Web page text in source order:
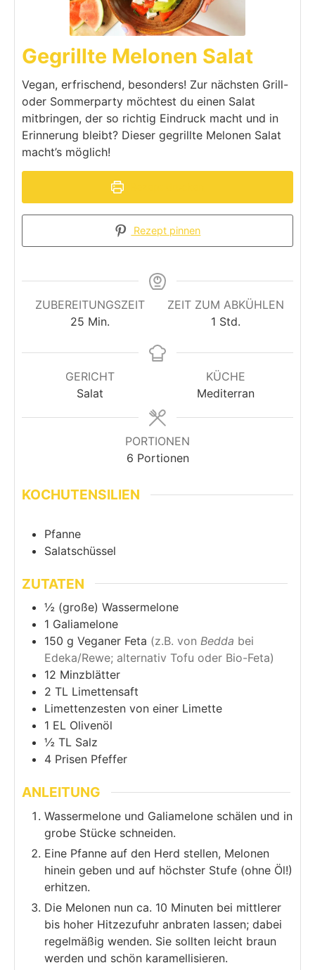
Gegrillte Melonen Salat
Vegan, erfrischend, besonders! Zur nächsten Grill-
oder Sommerparty möchtest du einen Salat
mitbringen, der so richtig Eindruck macht und in
Erinnerung bleibt? Dieser gegrillte Melonen Salat
macht’s möglich!
Rezept pinnen
ZUBEREITUNGSZEIT
25 Min.
ZEIT ZUM ABKÜHLEN
1 Std.
GERICHT
Salat
KÜCHE
Mediterran
PORTIONEN
6 Portionen
KOCHUTENSILIEN
Pfanne
Salatschüssel
ZUTATEN
½ (große) Wassermelone
1 Galiamelone
150 g Veganer Feta (z.B. von Bedda bei
Edeka/Rewe; alternativ Tofu oder Bio-Feta)
12 Minzblätter
2 TL Limettensaft
Limettenzesten von einer Limette
1 EL Olivenöl
½ TL Salz
4 Prisen Pfeffer
ANLEITUNG
Wassermelone und Galiamelone schälen und in
grobe Stücke schneiden.
Eine Pfanne auf den Herd stellen, Melonen
hinein geben und auf höchster Stufe (ohne Öl!)
erhitzen.
Die Melonen nun ca. 10 Minuten bei mittlerer
bis hoher Hitzezufuhr anbraten lassen; dabei
regelmäßig wenden. Sie sollten leicht braun
werden und schön karamellisieren.